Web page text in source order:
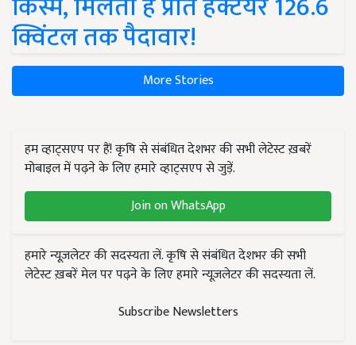
क्विंटल तक पैदावार!
More Stories
हम व्हाट्सएप पर हैं! कृषि से संबंधित देशभर की सभी लेटेस्ट ख़बरें
मोबाइल में पढ़ने के लिए हमारे व्हाट्सएप से जुड़ें.
Join on WhatsApp
हमारे न्यूज़लेटर की सदस्यता लें. कृषि से संबंधित देशभर की सभी
लेटेस्ट ख़बरें मेल पर पढ़ने के लिए हमारे न्यूज़लेटर की सदस्यता लें.
Subscribe Newsletters